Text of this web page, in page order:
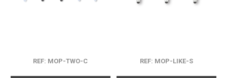
REF: MOP-TWO-C REF: MOP-LIKE-S